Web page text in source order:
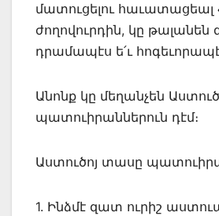
մատուցելու հաւատացեալ
ժողովուրդին, կը թալանեն
դրամապէս ե՛ւ
Անոնք կը մեղանչեն
պատուիրաններուն դէմ։
Աստուծոյ տասը
1. Ինձմէ զատ ուրիշ